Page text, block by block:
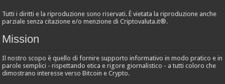
Tutti i diritti e la riproduzione sono riservati. È vietata la riproduzione anche
parziale senza citazione e/o menzione di Criptovaluta.it®.
Mission
Il nostro scopo è quello di fornire supporto informativo in modo pratico e in
parole semplici - rispettando etica e rigore giornalistico - a tutti coloro che
dimostrano interesse verso Bitcoin e Crypto.